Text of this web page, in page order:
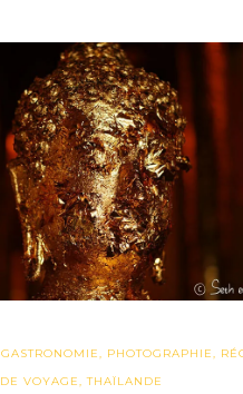
GASTRONOMIE, PHOTOGRAPHIE,
DE VOYAGE,THAÏLANDE